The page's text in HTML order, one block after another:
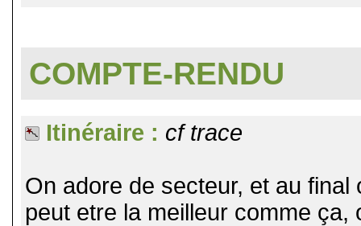
COMPTE-RENDU
Itinéraire : cf trace
On adore de secteur, et au
peut etre la meilleur comme